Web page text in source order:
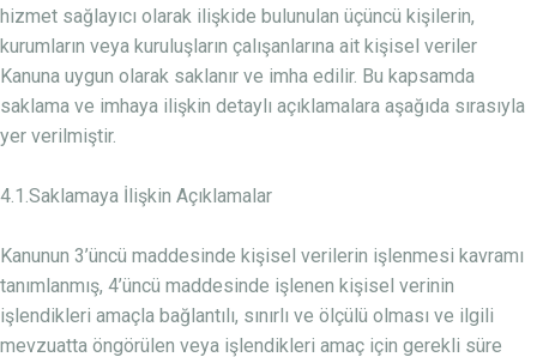
hizmet sağlayıcı olarak ilişkide bulunulan üçüncü kişilerin,
kurumların veya kuruluşların çalışanlarına ait kişisel veriler
Kanuna uygun olarak saklanır ve imha edilir. Bu kapsamda
saklama ve imhaya ilişkin detaylı açıklamalara aşağıda sırasıyla
yer verilmiştir.
4.1.Saklamaya İlişkin Açıklamalar
Kanunun 3’üncü maddesinde kişisel verilerin işlenmesi kavramı
tanımlanmış, 4’üncü maddesinde işlenen kişisel verinin
işlendikleri amaçla bağlantılı, sınırlı ve ölçülü olması ve ilgili
mevzuatta öngörülen veya işlendikleri amaç için gerekli süre